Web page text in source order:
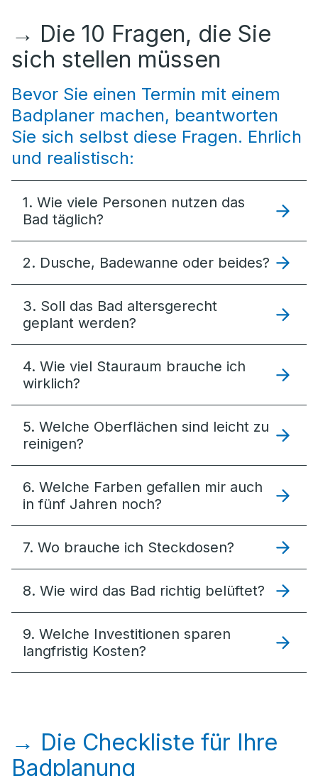
→ Die 10 Fragen, die Sie
sich stellen müssen
Bevor Sie einen Termin mit einem
Badplaner machen, beantworten
Sie sich selbst diese Fragen. Ehrlich
und realistisch:
1. Wie viele Personen nutzen das
Bad täglich?
2. Dusche, Badewanne oder beides?
3. Soll das Bad altersgerecht
geplant werden?
4. Wie viel Stauraum brauche ich
wirklich?
5. Welche Oberflächen sind leicht zu
reinigen?
6. Welche Farben gefallen mir auch
in fünf Jahren noch?
7. Wo brauche ich Steckdosen?
8. Wie wird das Bad richtig belüftet?
9. Welche Investitionen sparen
langfristig Kosten?
→ Die Checkliste für Ihre
Badplanung